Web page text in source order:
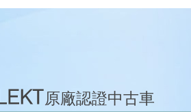
原廠認證中古車